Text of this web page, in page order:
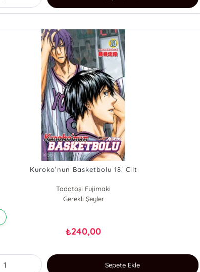
Kuroko’nun Basketbolu 18. Cilt
Tadatoşi Fujimaki
Gerekli Şeyler
₺240,00
Sepete Ekle